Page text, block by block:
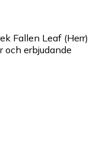
Fallen Leaf (Herr)
och erbjudande